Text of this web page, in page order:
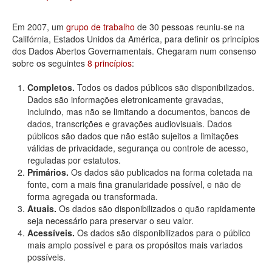
Em 2007, um grupo de trabalho de 30 pessoas reuniu-se na
Califórnia, Estados Unidos da América, para definir os princípios
dos Dados Abertos Governamentais. Chegaram num consenso
sobre os seguintes 8 princípios:
Completos. Todos os dados públicos são disponibilizados.
Dados são informações eletronicamente gravadas,
incluindo, mas não se limitando a documentos, bancos de
dados, transcrições e gravações audiovisuais. Dados
públicos são dados que não estão sujeitos a limitações
válidas de privacidade, segurança ou controle de acesso,
reguladas por estatutos.
Primários. Os dados são publicados na forma coletada na
fonte, com a mais fina granularidade possível, e não de
forma agregada ou transformada.
Atuais. Os dados são disponibilizados o quão rapidamente
seja necessário para preservar o seu valor.
Acessíveis. Os dados são disponibilizados para o público
mais amplo possível e para os propósitos mais variados
possíveis.